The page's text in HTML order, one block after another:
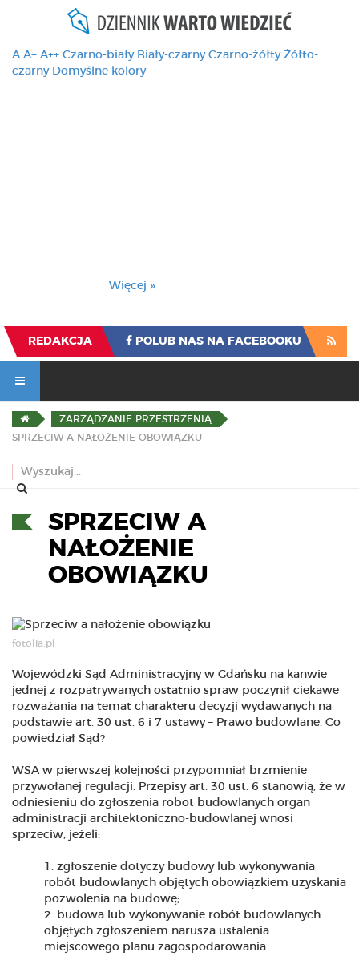
A A+ A++ Czarno-biały Biały-czarny Czarno-żółty Żółto-
czarny Domyślne kolory
Więcej »
REDAKCJA POLUB NAS NA FACEBOOKU
ZARZĄDZANIE PRZESTRZENIĄ
SPRZECIW A NAŁOŻENIE OBOWIĄZKU
SPRZECIW A
NAŁOŻENIE
OBOWIĄZKU
fotolia.pl
Wojewódzki Sąd Administracyjny w Gdańsku na kanwie
jednej z rozpatrywanych ostatnio spraw poczynił ciekawe
rozważania na temat charakteru decyzji wydawanych na
podstawie art. 30 ust. 6 i 7 ustawy – Prawo budowlane. Co
powiedział Sąd?
WSA w pierwszej kolejności przypomniał brzmienie
przywołanej regulacji. Przepisy art. 30 ust. 6 stanowią, że w
odniesieniu do zgłoszenia robot budowlanych organ
administracji architektoniczno-budowlanej wnosi
sprzeciw, jeżeli:
zgłoszenie dotyczy budowy lub wykonywania
robót budowlanych objętych obowiązkiem uzyskania
pozwolenia na budowę;
budowa lub wykonywanie robót budowlanych
objętych zgłoszeniem narusza ustalenia
miejscowego planu zagospodarowania